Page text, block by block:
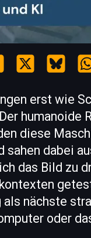
erst wie
humanoide
diese
dabei
das Bild zu
als nächste
oder